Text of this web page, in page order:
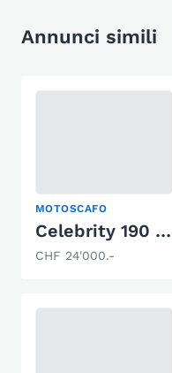
Annunci simili
MOTOSCAFO
Celebrity 190 BR
CHF 24'000.-